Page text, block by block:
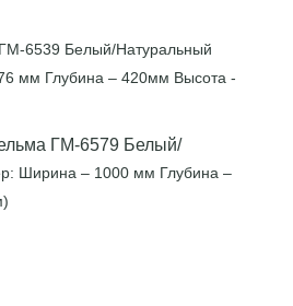
6539 Белый/Натуральный
мм Глубина – 420мм Высота -
ГМ-6579 Белый/
Ширина – 1000 мм Глубина –